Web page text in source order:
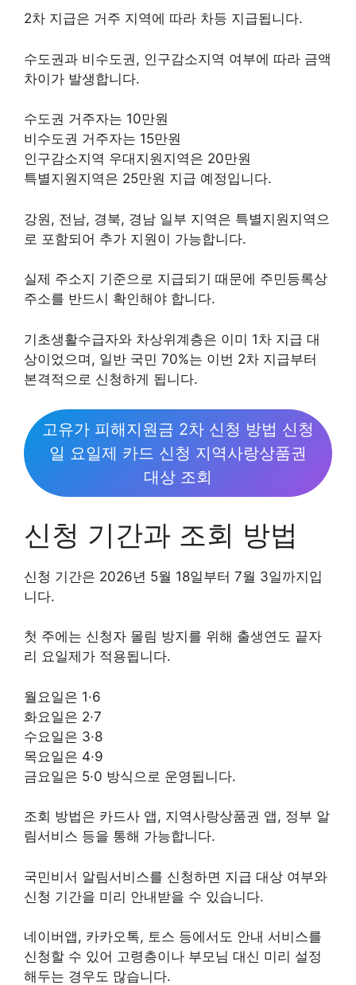
2차 지급은 거주 지역에 따라 차등 지급됩니다.
수도권과 비수도권, 인구감소지역 여부에 따라 금액
차이가 발생합니다.
수도권 거주자는 10만원
비수도권 거주자는 15만원
인구감소지역 우대지원지역은 20만원
특별지원지역은 25만원 지급 예정입니다.
강원, 전남, 경북, 경남 일부 지역은 특별지원지역으
로 포함되어 추가 지원이 가능합니다.
실제 주소지 기준으로 지급되기 때문에 주민등록상
주소를 반드시 확인해야 합니다.
기초생활수급자와 차상위계층은 이미 1차 지급 대
상이었으며, 일반 국민 70%는 이번 2차 지급부터
본격적으로 신청하게 됩니다.
고유가 피해지원금 2차 신청 방법 신청
일 요일제 카드 신청 지역사랑상품권
대상 조회
신청 기간과 조회 방법
신청 기간은 2026년 5월 18일부터 7월 3일까지입
니다.
첫 주에는 신청자 몰림 방지를 위해 출생연도 끝자
리 요일제가 적용됩니다.
월요일은 1·6
화요일은 2·7
수요일은 3·8
목요일은 4·9
금요일은 5·0 방식으로 운영됩니다.
조회 방법은 카드사 앱, 지역사랑상품권 앱, 정부 알
림서비스 등을 통해 가능합니다.
국민비서 알림서비스를 신청하면 지급 대상 여부와
신청 기간을 미리 안내받을 수 있습니다.
네이버앱, 카카오톡, 토스 등에서도 안내 서비스를
신청할 수 있어 고령층이나 부모님 대신 미리 설정
해두는 경우도 많습니다.